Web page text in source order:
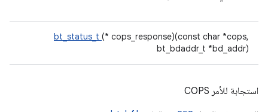
bt_status_t (* cops_response)(const char *cops,
bt_bdaddr_t *bd_addr)
استجابة للأمر COPS